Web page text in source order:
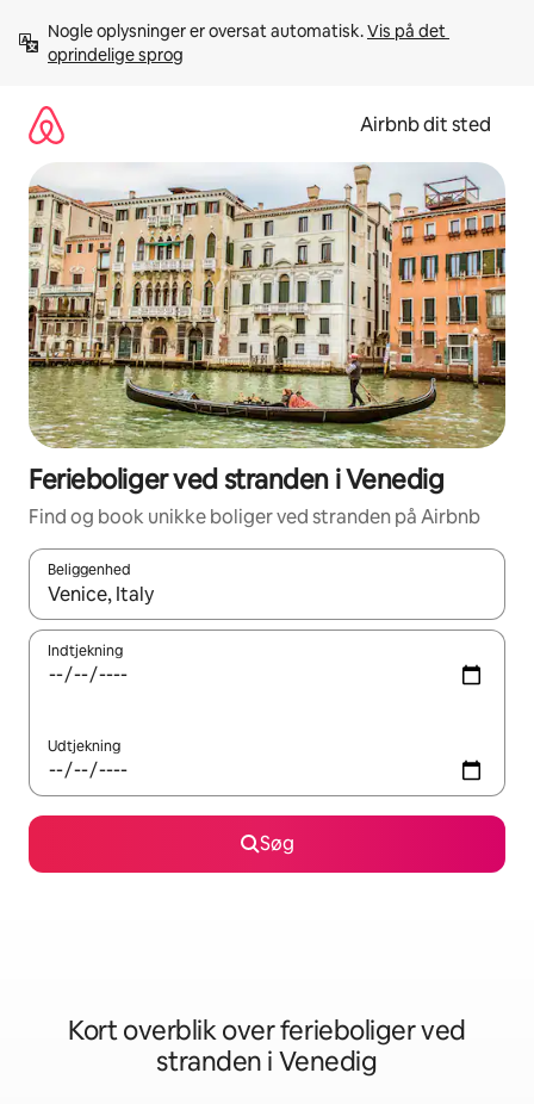
videre
Nogle oplysninger er oversat automatisk. Vis på det
oprindelige sprog
Airbnb dit sted
Ferieboliger ved stranden i Venedig
Find og book unikke boliger ved stranden på Airbnb
Beliggenhed
Når resultaterne er tilgængelige, skal du navigere med
Indtjekning
Udtjekning
Søg
Kort overblik over ferieboliger ved
stranden i Venedig